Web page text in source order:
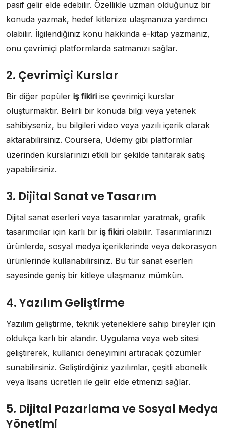
pasif gelir elde edebilir. Özellikle uzman olduğunuz bir
konuda yazmak, hedef kitlenize ulaşmanıza yardımcı
olabilir. İlgilendiğiniz konu hakkında e-kitap yazmanız,
onu çevrimiçi platformlarda satmanızı sağlar.
2. Çevrimiçi Kurslar
Bir diğer popüler iş fikiri ise çevrimiçi kurslar
oluşturmaktır. Belirli bir konuda bilgi veya yetenek
sahibiyseniz, bu bilgileri video veya yazılı içerik olarak
aktarabilirsiniz. Coursera, Udemy gibi platformlar
üzerinden kurslarınızı etkili bir şekilde tanıtarak satış
yapabilirsiniz.
3. Dijital Sanat ve Tasarım
Dijital sanat eserleri veya tasarımlar yaratmak, grafik
tasarımcılar için karlı bir iş fikiri olabilir. Tasarımlarınızı
ürünlerde, sosyal medya içeriklerinde veya dekorasyon
ürünlerinde kullanabilirsiniz. Bu tür sanat eserleri
sayesinde geniş bir kitleye ulaşmanız mümkün.
4. Yazılım Geliştirme
Yazılım geliştirme, teknik yeteneklere sahip bireyler için
oldukça karlı bir alandır. Uygulama veya web sitesi
geliştirerek, kullanıcı deneyimini artıracak çözümler
sunabilirsiniz. Geliştirdiğiniz yazılımlar, çeşitli abonelik
veya lisans ücretleri ile gelir elde etmenizi sağlar.
5. Dijital Pazarlama ve Sosyal Medya
Yönetimi